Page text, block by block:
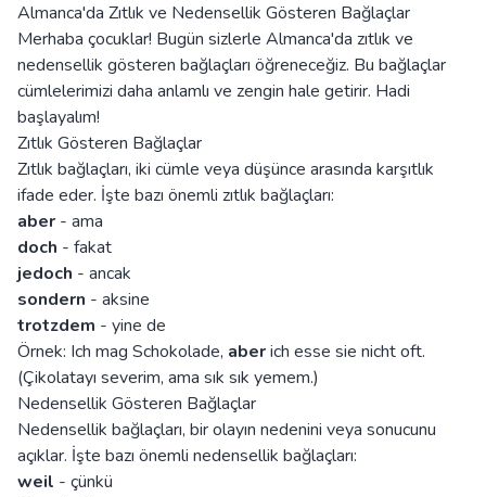
Almanca'da Zıtlık ve Nedensellik Gösteren Bağlaçlar
Merhaba çocuklar! Bugün sizlerle Almanca'da zıtlık ve
nedensellik gösteren bağlaçları öğreneceğiz. Bu bağlaçlar
cümlelerimizi daha anlamlı ve zengin hale getirir. Hadi
başlayalım!
Zıtlık Gösteren Bağlaçlar
Zıtlık bağlaçları, iki cümle veya düşünce arasında karşıtlık
ifade eder. İşte bazı önemli zıtlık bağlaçları:
aber - ama
doch - fakat
jedoch - ancak
sondern - aksine
trotzdem - yine de
Örnek: Ich mag Schokolade, aberich esse sie nicht oft.
(Çikolatayı severim, ama sık sık yemem.)
Nedensellik Gösteren Bağlaçlar
Nedensellik bağlaçları, bir olayın nedenini veya sonucunu
açıklar. İşte bazı önemli nedensellik bağlaçları:
weil - çünkü